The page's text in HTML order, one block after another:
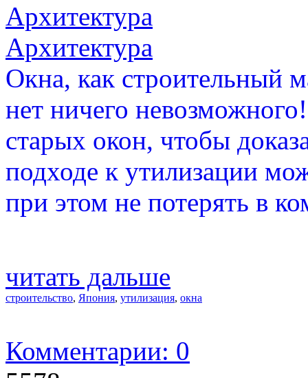
Архитектура
Архитектура
Окна, как строительный
нет ничего
старых окон, чтобы
подходе к утилизации
при этом не потерять в
читать дальше
строительство, Япония, утилизация, окна
Комментарии: 0